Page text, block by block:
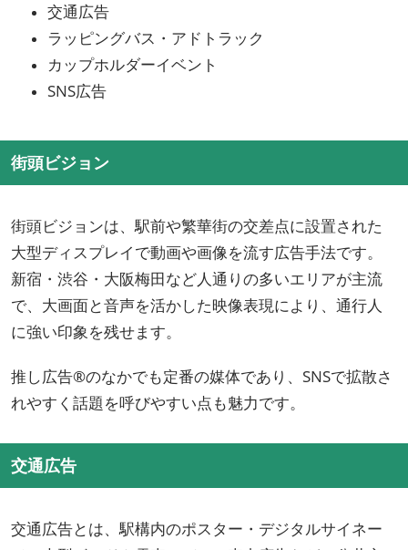
交通広告
ラッピングバス・アドトラック
カップホルダーイベント
SNS広告
街頭ビジョン
街頭ビジョンは、駅前や繁華街の交差点に設置された
大型ディスプレイで動画や画像を流す広告手法です。
新宿・渋谷・大阪梅田など人通りの多いエリアが主流
で、大画面と音声を活かした映像表現により、通行人
に強い印象を残せます。
推し広告®のなかでも定番の媒体であり、SNSで拡散さ
れやすく話題を呼びやすい点も魅力です。
交通広告
交通広告とは、駅構内のポスター・デジタルサイネー